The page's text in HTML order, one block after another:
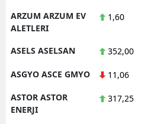
ARZUM ARZUM EV
ALETLERI
1,60
ASELS ASELSAN 352,00
ASGYO ASCE GMYO 11,06
ASTOR ASTOR
ENERJI
317,25